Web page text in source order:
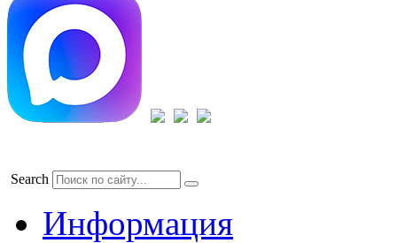
Search
Информация